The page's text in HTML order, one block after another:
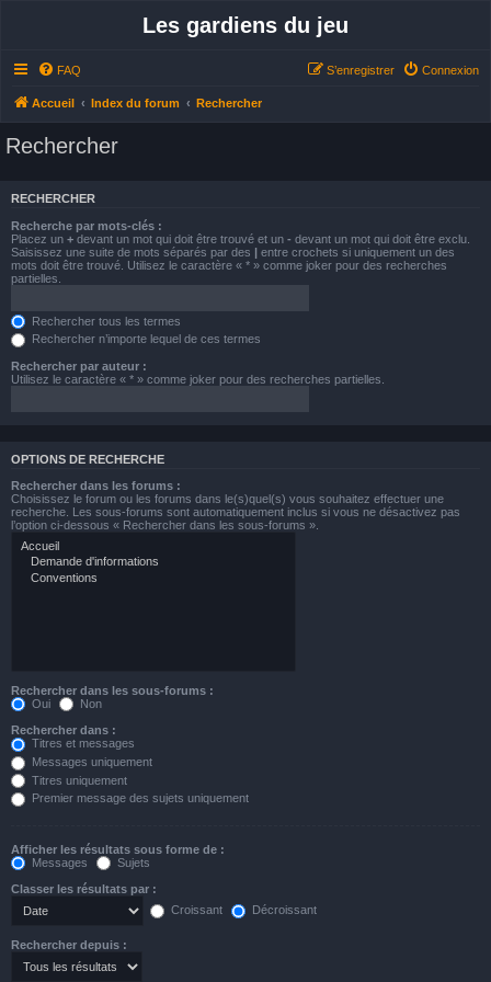
Les gardiens du jeu
FAQ Connexion
S’enregistrer
Accueil Index du forum Rechercher
Rechercher
RECHERCHER
Recherche par mots-clés :
Placez un + devant un mot qui doit être trouvé et un - devant un mot qui doit être exclu.
Saisissez une suite de mots séparés par des | entre crochets si uniquement un des
mots doit être trouvé. Utilisez le caractère « * » comme joker pour des recherches
partielles.
Rechercher tous les termes
Rechercher n’importe lequel de ces termes
Rechercher par auteur :
Utilisez le caractère « * » comme joker pour des recherches partielles.
OPTIONS DE RECHERCHE
Rechercher dans les forums :
Choisissez le forum ou les forums dans le(s)quel(s) vous souhaitez effectuer une
recherche. Les sous-forums sont automatiquement inclus si vous ne désactivez pas
l’option ci-dessous « Rechercher dans les sous-forums ».
Rechercher dans les sous-forums :
Oui
Non
Rechercher dans :
Titres et messages
Messages uniquement
Titres uniquement
Premier message des sujets uniquement
Afficher les résultats sous forme de :
Messages
Sujets
Classer les résultats par :
Croissant
Décroissant
Rechercher depuis :